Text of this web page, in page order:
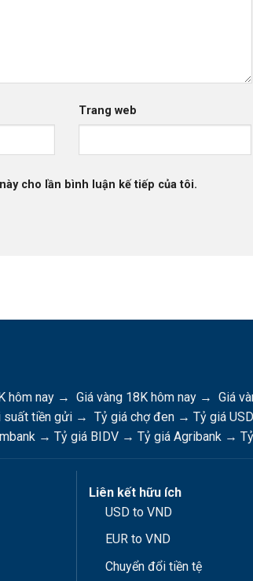
Trang web
cho lần bình luận kế tiếp của tôi.
hôm nay → Giá vàng 18K hôm nay → Giá
suất tiền gửi → Tỷ giá chợ đen → Tỷ giá
→ Tỷ giá BIDV → Tỷ giá Agribank →
Liên kết hữu ích
USD to VND
EUR to VND
Chuyển đổi tiền tệ